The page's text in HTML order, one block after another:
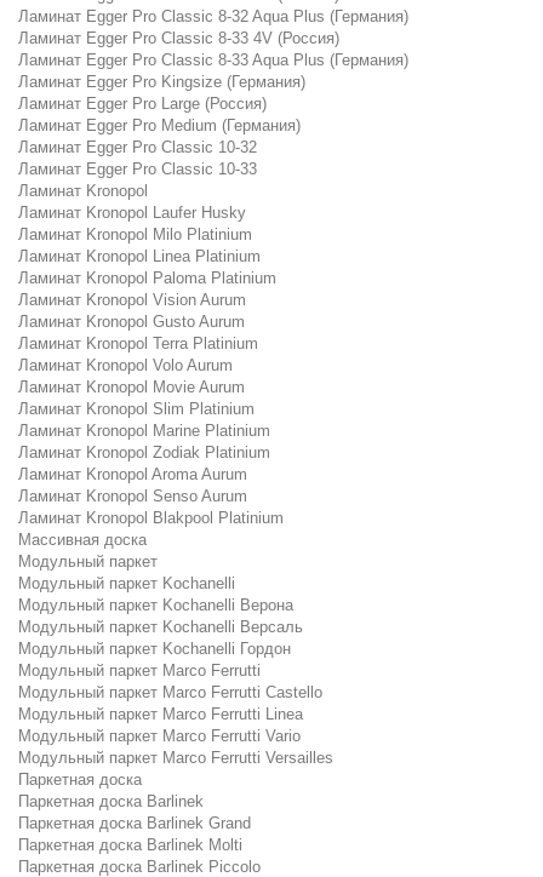
Ламинат Egger Pro Classic 8-32 Aqua Plus (Германия)
Ламинат Egger Pro Classic 8-33 4V (Россия)
Ламинат Egger Pro Classic 8-33 Aqua Plus (Германия)
Ламинат Egger Pro Kingsize (Германия)
Ламинат Egger Pro Large (Россия)
Ламинат Egger Pro Medium (Германия)
Ламинат Egger Pro Classic 10-32
Ламинат Egger Pro Classic 10-33
Ламинат Kronopol
Ламинат Kronopol Laufer Husky
Ламинат Kronopol Milo Platinium
Ламинат Kronopol Linea Platinium
Ламинат Kronopol Paloma Platinium
Ламинат Kronopol Vision Aurum
Ламинат Kronopol Gusto Aurum
Ламинат Kronopol Terra Platinium
Ламинат Kronopol Volo Aurum
Ламинат Kronopol Movie Aurum
Ламинат Kronopol Slim Platinium
Ламинат Kronopol Marine Platinium
Ламинат Kronopol Zodiak Platinium
Ламинат Kronopol Aroma Aurum
Ламинат Kronopol Senso Aurum
Ламинат Kronopol Blakpool Platinium
Массивная доска
Модульный паркет
Модульный паркет Kochanelli
Модульный паркет Kochanelli Верона
Модульный паркет Kochanelli Версаль
Модульный паркет Kochanelli Гордон
Модульный паркет Marco Ferrutti
Модульный паркет Marco Ferrutti Castello
Модульный паркет Marco Ferrutti Linea
Модульный паркет Marco Ferrutti Vario
Модульный паркет Marco Ferrutti Versailles
Паркетная доска
Паркетная доска Barlinek
Паркетная доска Barlinek Grand
Паркетная доска Barlinek Molti
Паркетная доска Barlinek Piccolo